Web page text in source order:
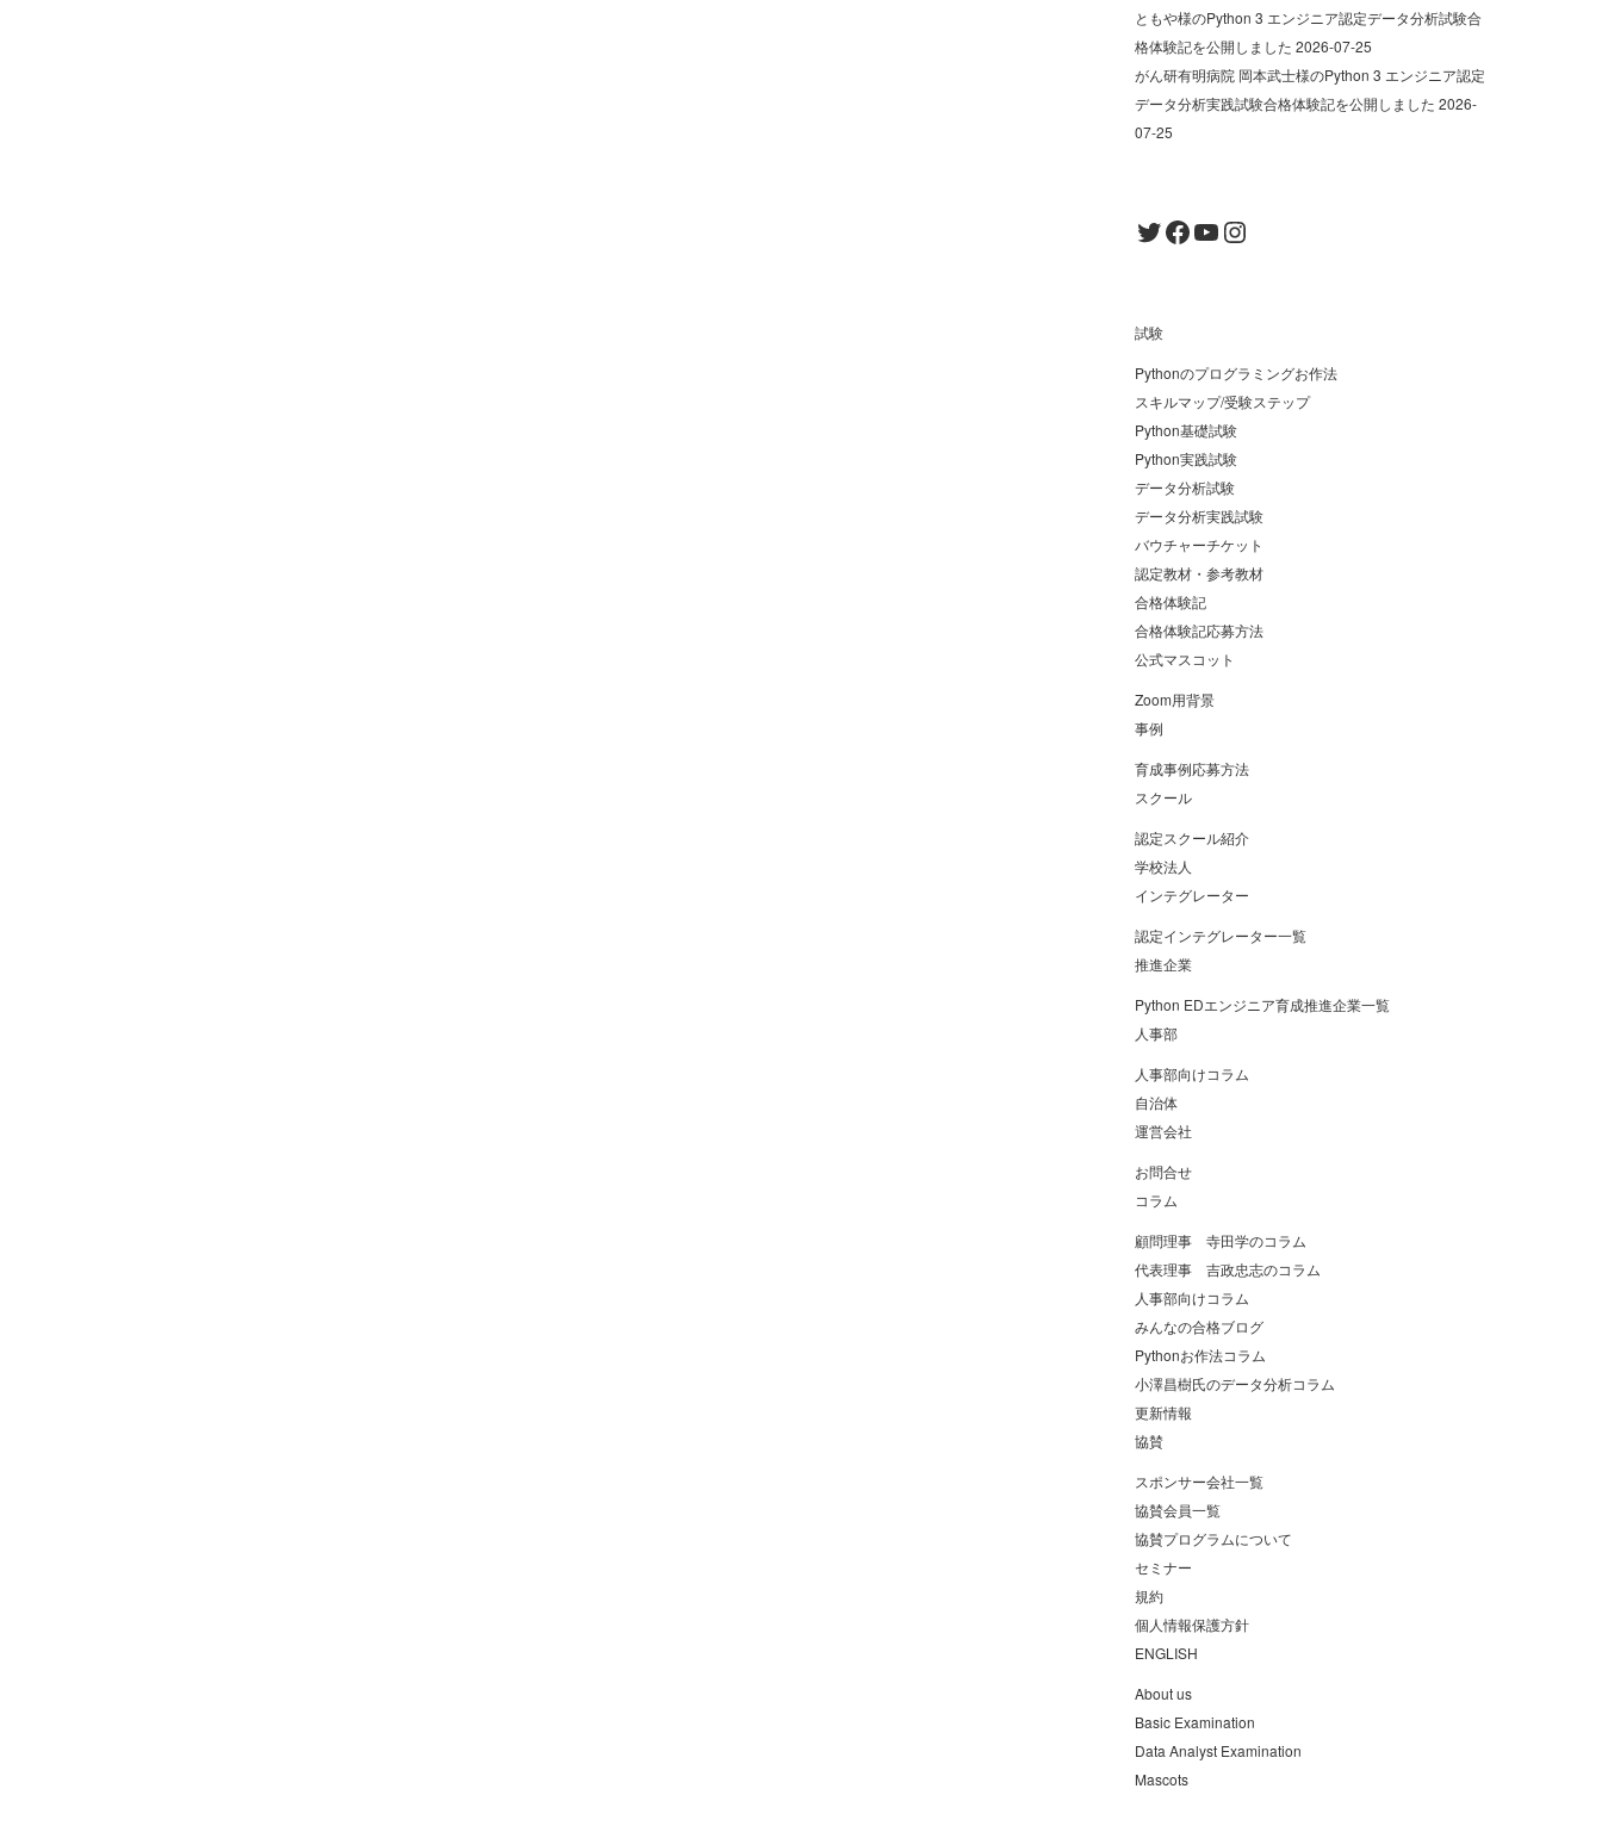
ともや様のPython 3 エンジニア認定データ分析試験合
格体験記を公開しました 2026-07-25
がん研有明病院 岡本武士様のPython 3 エンジニア認定
データ分析実践試験合格体験記を公開しました 2026-
07-25
Twitter
Facebook
YouTube
Instagram
試験
Pythonのプログラミングお作法
スキルマップ/受験ステップ
Python基礎試験
Python実践試験
データ分析試験
データ分析実践試験
バウチャーチケット
認定教材・参考教材
合格体験記
合格体験記応募方法
公式マスコット
Zoom用背景
事例
育成事例応募方法
スクール
認定スクール紹介
学校法人
インテグレーター
認定インテグレーター一覧
推進企業
Python EDエンジニア育成推進企業一覧
人事部
人事部向けコラム
自治体
運営会社
お問合せ
コラム
顧問理事 寺田学のコラム
代表理事 吉政忠志のコラム
人事部向けコラム
みんなの合格ブログ
Pythonお作法コラム
小澤昌樹氏のデータ分析コラム
更新情報
協賛
スポンサー会社一覧
協賛会員一覧
協賛プログラムについて
セミナー
規約
個人情報保護方針
ENGLISH
About us
Basic Examination
Data Analyst Examination
Mascots